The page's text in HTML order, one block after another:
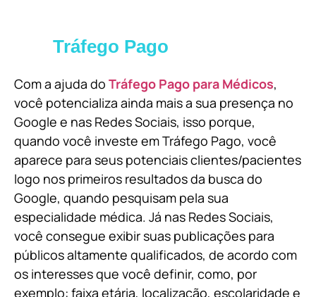
Tráfego Pago
Com a ajuda do Tráfego Pago para Médicos,
você potencializa ainda mais a sua presença no
Google e nas Redes Sociais, isso porque,
quando você investe em Tráfego Pago, você
aparece para seus potenciais clientes/pacientes
logo nos primeiros resultados da busca do
Google, quando pesquisam pela sua
especialidade médica. Já nas Redes Sociais,
você consegue exibir suas publicações para
públicos altamente qualificados, de acordo com
os interesses que você definir, como, por
exemplo: faixa etária, localização, escolaridade e